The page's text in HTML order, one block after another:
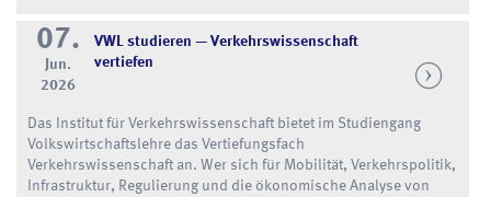
07.
Jun.
2026
VWL studieren — Verkehrswissenschaft
vertiefen
Das Institut für Verkehrswissenschaft bietet im Studiengang
Volkswirtschaftslehre das Vertiefungsfach
Verkehrswissenschaft an. Wer sich für Mobilität, Verkehrspolitik,
Infrastruktur, Regulierung und die ökonomische Analyse von